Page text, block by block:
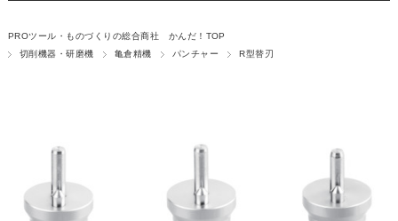
PROツール・ものづくりの総合商社 かんだ！TOP
切削機器・研磨機
亀倉精機 パンチャー R型替刃